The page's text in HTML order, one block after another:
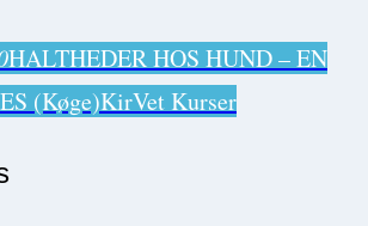
HALTHEDER HOS HUND – EN
(Køge)KirVet Kurser